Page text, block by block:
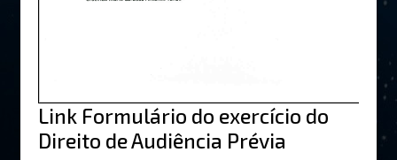
Link Formulário do exercício do
Direito de Audiência Prévia